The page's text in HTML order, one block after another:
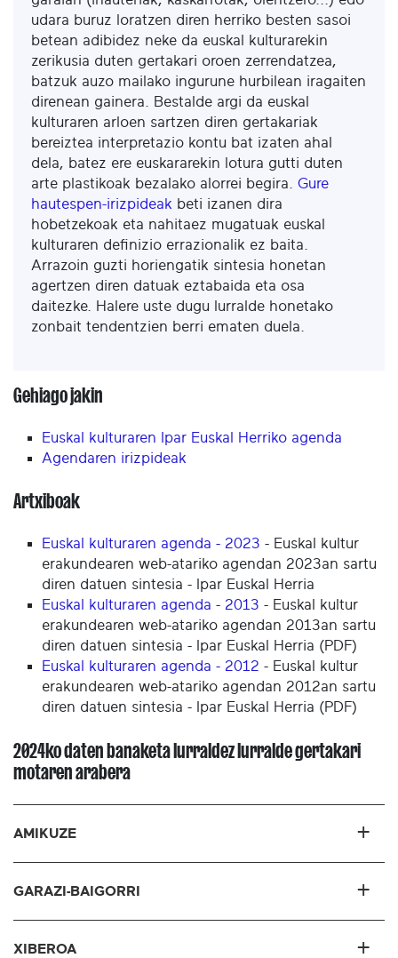
udara buruz loratzen diren herriko besten sasoi
betean adibidez neke da euskal kulturarekin
zerikusia duten gertakari oroen zerrendatzea,
batzuk auzo mailako ingurune hurbilean iragaiten
direnean gainera. Bestalde argi da euskal
kulturaren arloen sartzen diren gertakariak
bereiztea interpretazio kontu bat izaten ahal
dela, batez ere euskararekin lotura gutti duten
arte plastikoak bezalako alorrei begira. Gure
hautespen-irizpideak beti izanen dira
hobetzekoak eta nahitaez mugatuak euskal
kulturaren definizio errazionalik ez baita.
Arrazoin guzti horiengatik sintesia honetan
agertzen diren datuak eztabaida eta osa
daitezke. Halere uste dugu lurralde honetako
zonbait tendentzien berri ematen duela.
Gehiago jakin
Euskal kulturaren Ipar Euskal Herriko agenda
Agendaren irizpideak
Artxiboak
Euskal kulturaren agenda - 2023 - Euskal kultur
erakundearen web-atariko agendan 2023an sartu
diren datuen sintesia - Ipar Euskal Herria
Euskal kulturaren agenda - 2013 - Euskal kultur
erakundearen web-atariko agendan 2013an sartu
diren datuen sintesia - Ipar Euskal Herria (PDF)
Euskal kulturaren agenda - 2012 - Euskal kultur
erakundearen web-atariko agendan 2012an sartu
diren datuen sintesia - Ipar Euskal Herria (PDF)
2024ko daten banaketa lurraldez lurralde gertakari
motaren arabera
AMIKUZE
GARAZI-BAIGORRI
XIBEROA